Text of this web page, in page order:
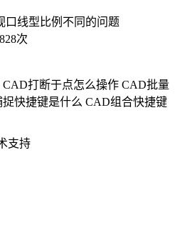
口线型比例不同的问题
次
CAD打断于点怎么操作 CAD批量
快捷键是什么 CAD组合快捷键
支持